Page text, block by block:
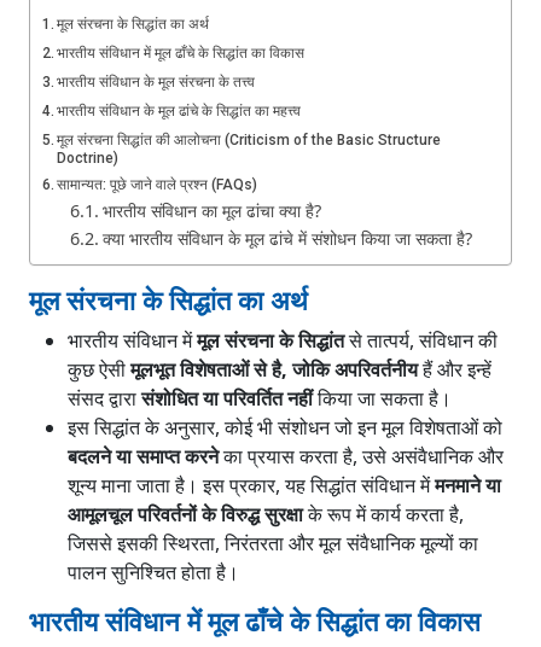
मूल संरचना के सिद्धांत का अर्थ
भारतीय संविधान में मूल ढाँचे के सिद्धांत का विकास
भारतीय संविधान के मूल संरचना के तत्त्व
भारतीय संविधान के मूल ढांचे के सिद्धांत का महत्त्व
मूल संरचना सिद्धांत की आलोचना (Criticism of the Basic Structure
Doctrine)
सामान्यत: पूछे जाने वाले प्रश्न (FAQs)
भारतीय संविधान का मूल ढांचा क्या है?
क्या भारतीय संविधान के मूल ढांचे में संशोधन किया जा सकता है?
मूल संरचना के सिद्धांत का अर्थ
भारतीय संविधान मेंमूल संरचना के सिद्धांतसे तात्पर्य, संविधान की
कुछ ऐसीमूलभूत विशेषताओं से है, जोकि अपरिवर्तनीयहैं और इन्हें
संसद द्वारासंशोधित या परिवर्तित नहींकिया जा सकता है।
इस सिद्धांत के अनुसार, कोई भी संशोधन जो इन मूल विशेषताओं को
बदलने या समाप्त करनेका प्रयास करता है, उसे असंवैधानिक और
शून्य माना जाता है। इस प्रकार, यह सिद्धांत संविधान मेंमनमाने या
आमूलचूल परिवर्तनों के विरुद्ध सुरक्षाके रूप में कार्य करता है,
जिससे इसकी स्थिरता, निरंतरता और मूल संवैधानिक मूल्यों का
पालन सुनिश्चित होता है।
भारतीय संविधान में मूल ढाँचे के सिद्धांत का विकास